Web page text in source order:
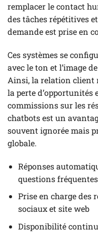
remplacer le contact
des tâches répétitives
demande est prise en
Ces systèmes se
avec le ton et l’image
Ainsi, la relation client
la perte d’opportunités
commissions sur les
chatbots est un
souvent ignorée mais
globale.
Réponses
questions fréquentes
Prise en charge des
sociaux et site web
Disponibilité